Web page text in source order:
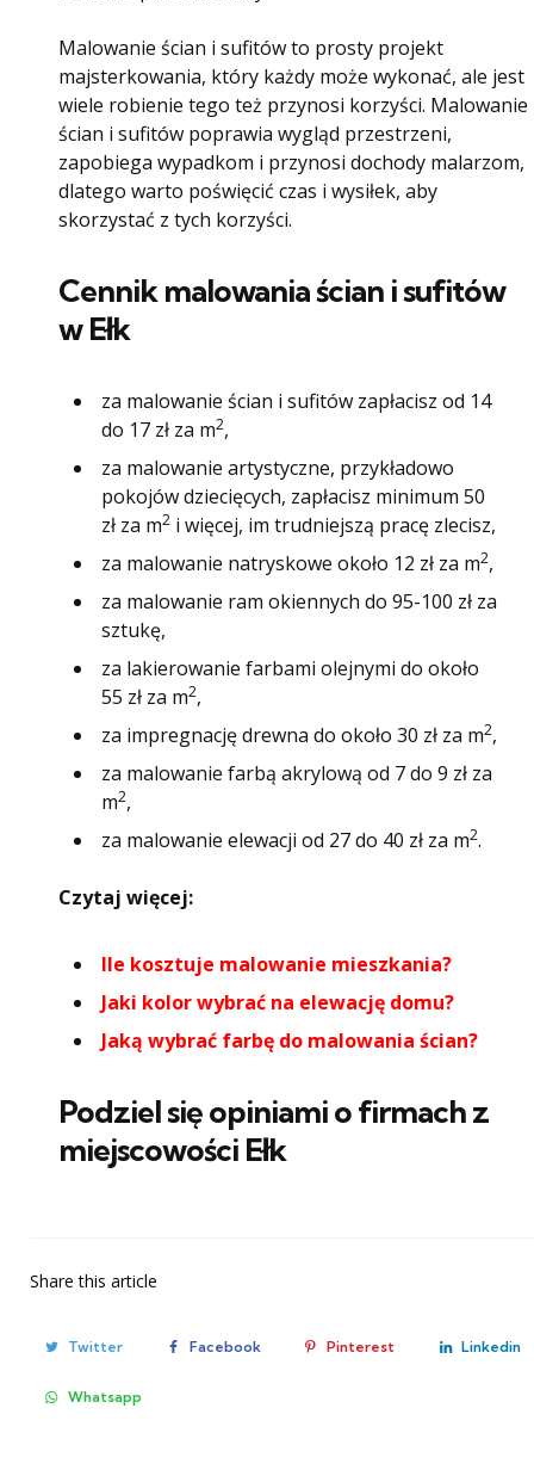
Malowanie ścian i sufitów to prosty projekt
majsterkowania, który każdy może wykonać, ale jest
wiele robienie tego też przynosi korzyści. Malowanie
ścian i sufitów poprawia wygląd przestrzeni,
zapobiega wypadkom i przynosi dochody malarzom,
dlatego warto poświęcić czas i wysiłek, aby
skorzystać z tych korzyści.
Cennik malowania ścian i sufitów
w Ełk
za malowanie ścian i sufitów zapłacisz od 14
do 17 zł za m2,
za malowanie artystyczne, przykładowo
pokojów dziecięcych, zapłacisz minimum 50
zł za m2i więcej, im trudniejszą pracę zlecisz,
za malowanie natryskowe około 12 zł za m2,
za malowanie ram okiennych do 95-100 zł za
sztukę,
za lakierowanie farbami olejnymi do około
55 zł za m2,
za impregnację drewna do około 30 zł za m2,
za malowanie farbą akrylową od 7 do 9 zł za
m2,
za malowanie elewacji od 27 do 40 zł za m2.
Czytaj więcej:
Ile kosztuje malowanie mieszkania?
Jaki kolor wybrać na elewację domu?
Jaką wybrać farbę do malowania ścian?
Podziel się opiniami o firmach z
miejscowości Ełk
Share this article
Twitter Facebook Pinterest Linkedin
Whatsapp